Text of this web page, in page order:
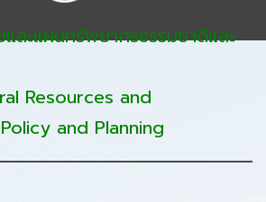
ละแผนทรัพยากรธรรมชาติและ
Resources and
and Planning